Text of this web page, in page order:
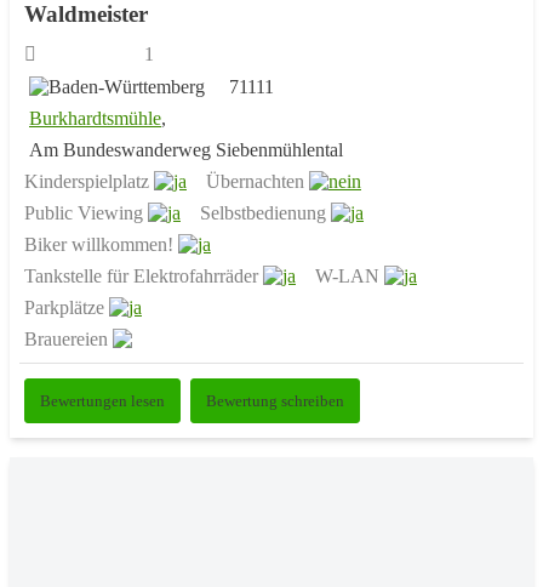
Waldmeister
1
71111
Burkhardtsmühle,
Am Bundeswanderweg Siebenmühlental
Kinderspielplatz
Übernachten
Public Viewing
Selbstbedienung
Biker willkommen!
Tankstelle für Elektrofahrräder
W-LAN
Parkplätze
Brauereien
Bewertungen lesen Bewertung schreiben